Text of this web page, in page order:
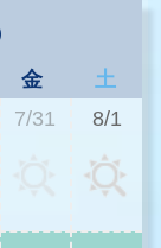
金
土
7/31 8/1